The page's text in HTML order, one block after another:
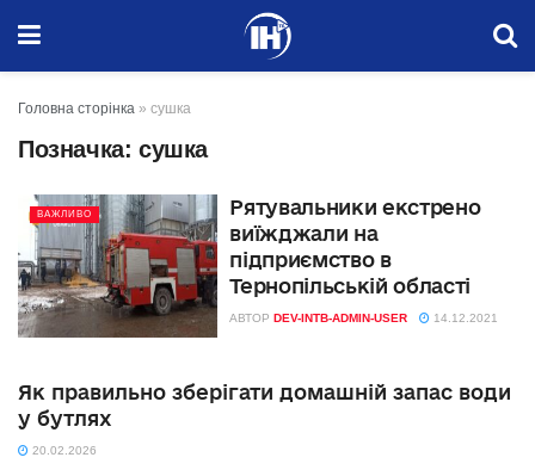
Головна сторінка » сушка
Позначка: сушка
ВАЖЛИВО
Рятувальники екстрено
виїжджали на
підприємство в
Тернопільській області
АВТОР DEV-INTB-ADMIN-USER 14.12.2021
Як правильно зберігати домашній запас води
у бутлях
20.02.2026